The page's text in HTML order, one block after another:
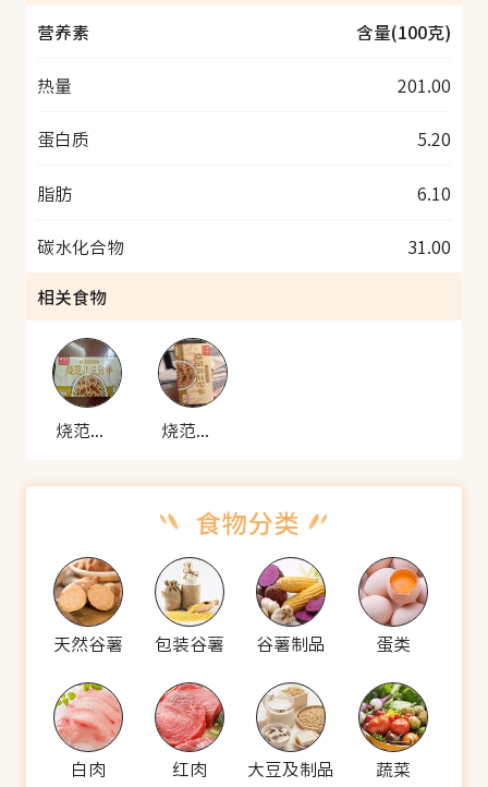
营养素
含量(100克)
热量 201.00
蛋白质 5.20
脂肪 6.10
碳水化合物
31.00
相关食物
烧范儿 日式照烧鸡肉炒饭 烧范儿 日式照烧鸡肉炒饭
天然谷薯 包装谷薯 谷薯制品 蛋类
白肉 红肉 大豆及制品 蔬菜